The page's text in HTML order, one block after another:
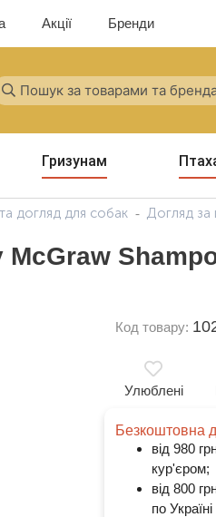
Акції Бренди
Гризунам
догляд для собак Догляд
McGraw
Код товару:
Улюблені
Безкоштовна
від 980
кур'єром;
від 800
по